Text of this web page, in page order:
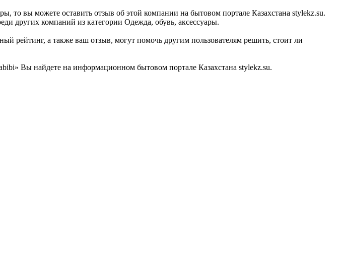
то вы можете оставить отзыв об этой компании на бытовом портале Казахстана stylekz.su.
других компаний из категории Одежда, обувь, аксессуары.
рейтинг, а также ваш отзыв, могут помочь другим пользователям решить, стоит ли
Вы найдете на информационном бытовом портале Казахстана stylekz.su.